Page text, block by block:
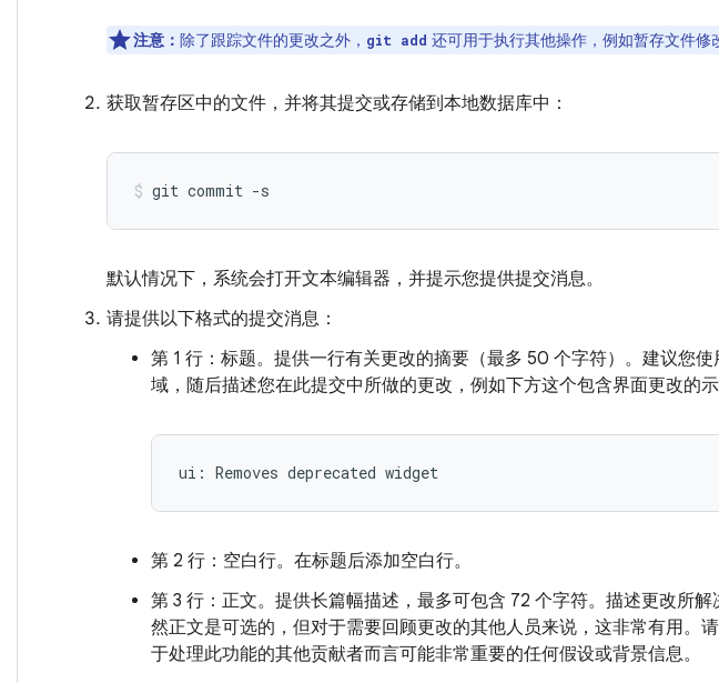
注意： 除了跟踪文件的更改之外， git add 还可用于执行其他操作，例如暂存文件修
获取暂存区中的文件，并将其提交或存储到本地数据库中：
git commit -s
默认情况下，系统会打开文本编辑器，并提示您提供提交消息。
请提供以下格式的提交消息：
第 1 行：标题。提供一行有关更改的摘要（最多 50 个字符）。建议您
域，随后描述您在此提交中所做的更改，例如下方这个包含界面更改的示
ui : Removes deprecated widget
第 2 行：空白行。在标题后添加空白行。
第 3 行：正文。提供长篇幅描述，最多可包含 72 个字符。描述更改所
然正文是可选的，但对于需要回顾更改的其他人员来说，这非常有用。
于处理此功能的其他贡献者而言可能非常重要的任何假设或背景信息。